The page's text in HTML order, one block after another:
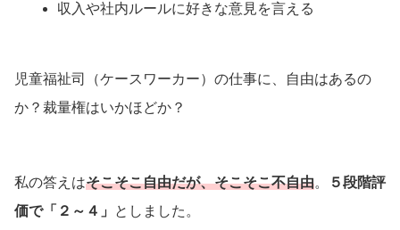
収入や社内ルールに好きな意見を言える
児童福祉司（ケースワーカー）の仕事に、自由はあるの
か？裁量権はいかほどか？
私の答えはそこそこ自由だが、そこそこ不自由。
５段階評
価で「 ２～４」 としました。